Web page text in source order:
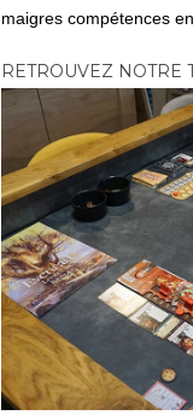
maigres compétences
RETROUVEZ NOTRE